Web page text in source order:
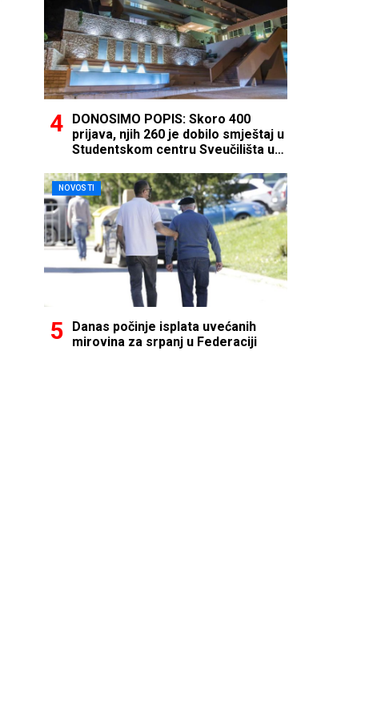
DONOSIMO POPIS: Skoro 400
prijava, njih 260 je dobilo smještaj u
Studentskom centru Sveučilišta u
NOVOSTI
Danas počinje isplata uvećanih
mirovina za srpanj u Federaciji